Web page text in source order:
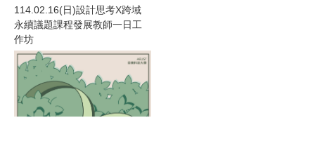
114.02.16(日)設計思考X跨域
永續議題課程發展教師一日工
作坊